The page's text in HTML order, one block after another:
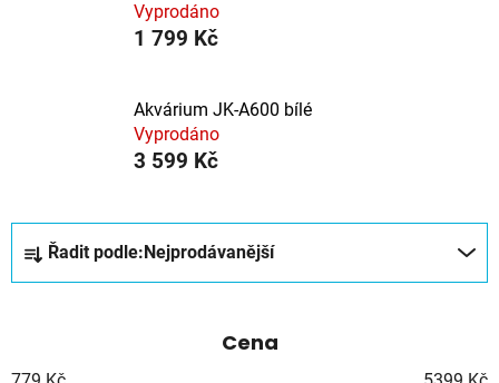
Vyprodáno
1 799 Kč
Akvárium JK-A600 bílé
Vyprodáno
3 599 Kč
Ř
a
z
Řadit podle: Nejprodávanější
Cena